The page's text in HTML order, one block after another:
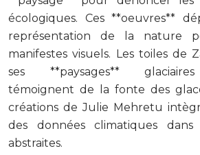
écologiques. Ces **oeuvres**
représentation de la nature
manifestes visuels. Les toiles de
ses **paysages** glaciaires
témoignent de la fonte des
créations de Julie Mehretu
des données climatiques dans
abstraites.